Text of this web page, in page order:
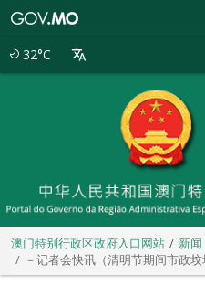
32°C
澳门特别行政区政府入口网站
新闻
－记者会快讯（清明节期间市政